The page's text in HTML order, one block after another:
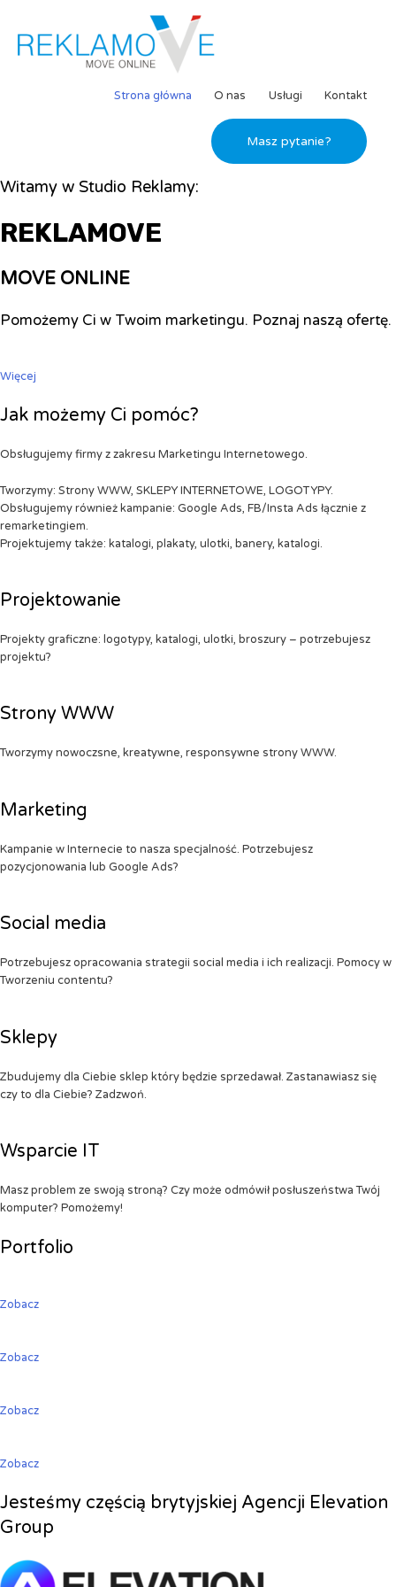
Strona główna O nas Usługi Kontakt
Masz pytanie?
Witamy w Studio Reklamy:
REKLAMOVE
MOVE ONLINE
Pomożemy Ci w Twoim marketingu. Poznaj naszą ofertę.
Więcej
Jak możemy Ci pomóc?
Obsługujemy firmy z zakresu Marketingu Internetowego.
Tworzymy: Strony WWW, SKLEPY INTERNETOWE, LOGOTYPY.
Obsługujemy również kampanie: Google Ads, FB/Insta Ads łącznie z
remarketingiem.
Projektujemy także: katalogi, plakaty, ulotki, banery, katalogi.
Projektowanie
Projekty graficzne: logotypy, katalogi, ulotki, broszury – potrzebujesz
projektu?
Strony WWW
Tworzymy nowoczsne, kreatywne, responsywne strony WWW.
Marketing
Kampanie w Internecie to nasza specjalność. Potrzebujesz
pozycjonowania lub Google Ads?
Social media
Potrzebujesz opracowania strategii social media i ich realizacji. Pomocy w
Tworzeniu contentu?
Sklepy
Zbudujemy dla Ciebie sklep który będzie sprzedawał. Zastanawiasz się
czy to dla Ciebie? Zadzwoń.
Wsparcie IT
Masz problem ze swoją stroną? Czy może odmówił posłuszeństwa Twój
komputer? Pomożemy!
Portfolio
Zobacz
Zobacz
Zobacz
Zobacz
Jesteśmy częścią brytyjskiej Agencji Elevation
Group